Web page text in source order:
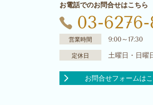
お電話でのお問合せはこちら
03-
営業時間 9:00～17:30
定休日 土曜日・日曜
お問合せフォームは